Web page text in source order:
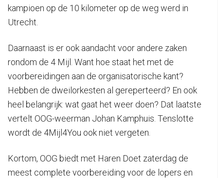
kampioen op de 10 kilometer op de weg werd in
Utrecht.
Daarnaast is er ook aandacht voor andere zaken
rondom de 4 Mijl. Want hoe staat het met de
voorbereidingen aan de organisatorische kant?
Hebben de dweilorkesten al gereperteerd? En ook
heel belangrijk: wat gaat het weer doen? Dat laatste
vertelt OOG-weerman Johan Kamphuis. Tenslotte
wordt de 4Mijl4You ook niet vergeten.
Kortom, OOG biedt met Haren Doet zaterdag de
meest complete voorbereiding voor de lopers en